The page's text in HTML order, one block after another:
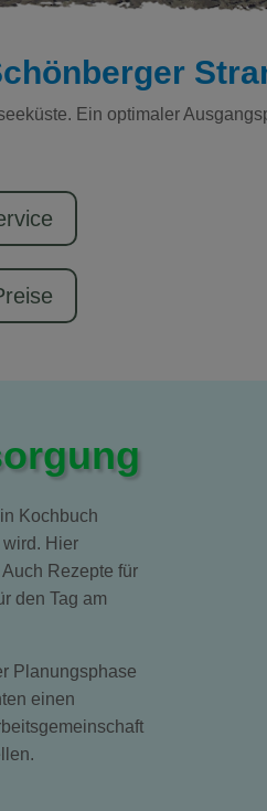
Ein optimaler
Kochbuch
Hier
Rezepte für
den Tag am
Planungsphase
einen